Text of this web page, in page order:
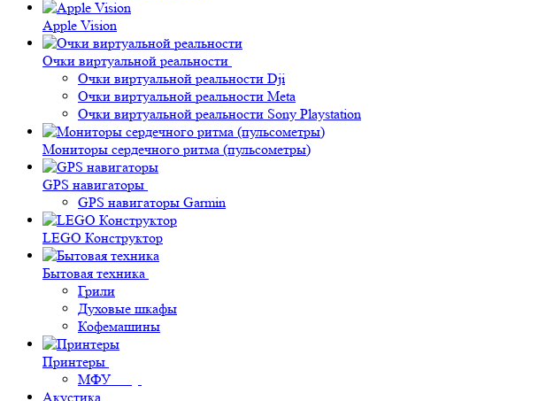
Apple Vision
Очки виртуальной реальности
Очки виртуальной реальности Dji
Очки виртуальной реальности Meta
Очки виртуальной реальности Sony Playstation
Мониторы сердечного ритма (пульсометры)
GPS навигаторы
GPS навигаторы Garmin
LEGO Конструктор
Бытовая техника
Грили
Духовые шкафы
Кофемашины
Принтеры
МФУ
Акустика